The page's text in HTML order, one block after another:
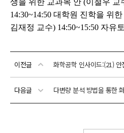
이전글
다음글